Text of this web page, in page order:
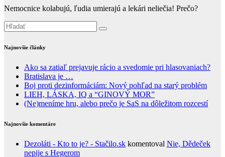
Nemocnice kolabujú, ľudia umierajú a lekári neliečia! Prečo?
Najnovšie články
Ako sa zatiaľ prejavuje rácio a svedomie pri hlasovaniach?
Bratislava je …
Boj proti dezinformáciám: Nový pohľad na starý problém
LIEH, LÁSKA, IQ a “GINOVÝ MOR”
(Ne)meníme hru, alebo prečo je SaS na dôležitom rozcestí
Najnovšie komentáre
Dezoláti - Kto to je? - Stačilo.sk komentoval Nie, Dědeček
nepije s Hegerom